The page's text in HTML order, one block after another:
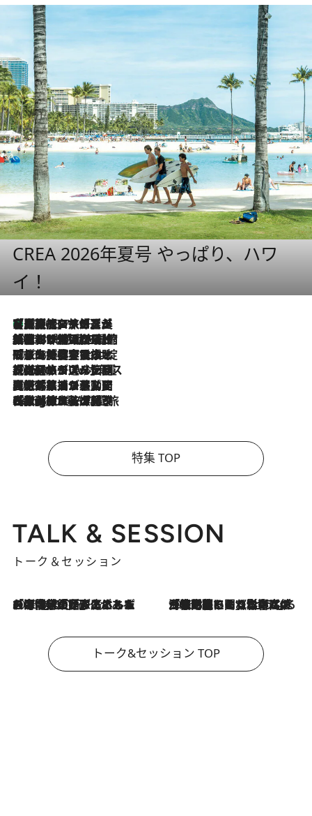
CREA 2026年夏号 やっぱり、ハワ
イ！
2026.8.7
【厳選旅コスメ】「多機能アイテムがメイン！」旅好き美容エディターが選んだ夏旅ベストコスメを発表【Mサイズジップ】
2026.8.6
「荷物が増えるほど旅ストレスは増す」美容ジャーナリストがたどり着いた最終結論。“化粧品を劇的に減らす”感動の凝縮美容とは
2026.8.6
「旅先には金髪ウィッグを持参」日本と同じメイクでは損してる!? 美容ジャーナリストが提案する“掟破りの旅美容”とは
2026.8.6
【厳選旅コスメ】「身軽さ＆UV対策重視！」ヘアアーティストshucoが選んだ夏旅ベストコスメを発表【Mサイズジップ】
2026.8.5
【厳選旅コスメ】国内をあちこち移動する河井菜摘が選んだ夏旅ベストコスメ発表！「リラックスアイテムはマスト」【Mサイズジップ】
2026.8.4
【厳選旅コスメ】「紫外線＆乾燥対策しながらメイク感も！」ヘア＆メイクGeorgeが選んだ夏旅ベストコスメを発表！【Mサイズジップ】
特集 TOP
TALK & SESSION
トーク＆セッション
2026.8.3
「今後値上げがあるとすれば…」「リスクがあるのは今年の冬」エネルギー専門家が語る、ホルムズ海峡封鎖が家庭にもたらす“ある心配” 2026.8.3
「住宅建てられない…」「サーチャージ料の高値が続いている」ホルムズ海峡封鎖による影響はいつまで続く？《エネルギー専門家に聞く“どうなる日本の暮らし”》
トーク&セッション TOP